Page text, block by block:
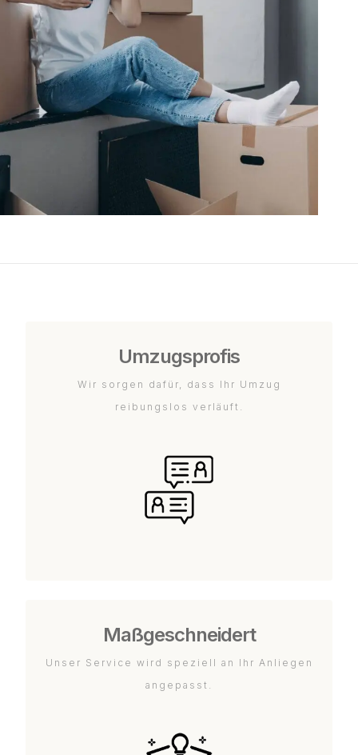
Umzugsprofis
Wir sorgen dafür, dass Ihr Umzug
reibungslos verläuft.
Maßgeschneidert
Unser Service wird speziell an Ihr Anliegen
angepasst.